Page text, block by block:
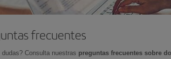
frecuentes
dudas? Consulta nuestras preguntas frecuentes sobre